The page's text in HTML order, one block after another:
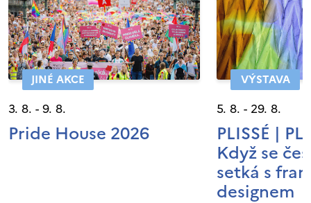
JINÉ AKCE
3. 8. - 9. 8.
Pride House 2026
VÝSTAVA
5. 8. - 29. 8.
PLISSÉ |
Když se
setká s
designem